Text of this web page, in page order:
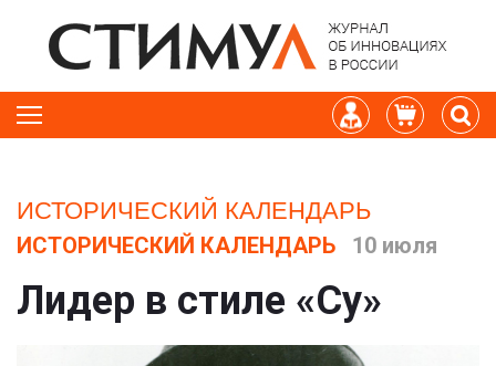
ИСТОРИЧЕСКИЙ КАЛЕНДАРЬ
ИСТОРИЧЕСКИЙ КАЛЕНДАРЬ 10 июля
Лидер в стиле «Су»